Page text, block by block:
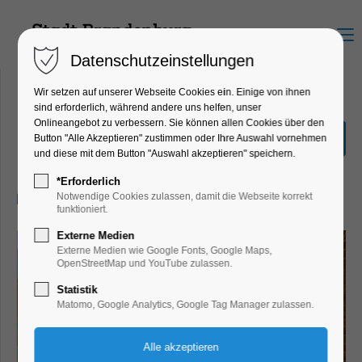
Menu
Mythos Maria
Ausstellung, Bildung, Vortrag
01.08.2026, 10:00–17:00
Datenschutzeinstellungen
Wir setzen auf unserer Webseite Cookies ein. Einige von ihnen
sind erforderlich, während andere uns helfen, unser
Onlineangebot zu verbessern. Sie können allen Cookies über den
Button "Alle Akzeptieren" zustimmen oder Ihre Auswahl vornehmen
und diese mit dem Button "Auswahl akzeptieren" speichern.
*Erforderlich
Notwendige Cookies zulassen, damit die Webseite korrekt
funktioniert.
Externe Medien
Externe Medien wie Google Fonts, Google Maps,
OpenStreetMap und YouTube zulassen.
Statistik
Matomo, Google Analytics, Google Tag Manager zulassen.